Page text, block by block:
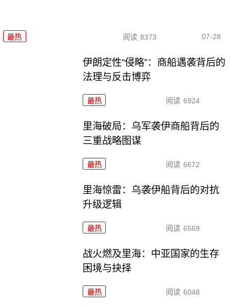
最热 阅读 8373 07-28
伊朗定性“侵略”：商船遇袭背后的
法理与反击博弈
最热 阅读 6924
里海破局：乌军袭伊商船背后的
三重战略图谋
最热 阅读 6672
里海惊雷：乌袭伊船背后的对抗
升级逻辑
最热 阅读 6569
战火燃及里海：中亚国家的生存
困境与抉择
最热 阅读 6048